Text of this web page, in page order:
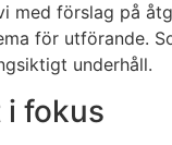
förslag på
för utförande.
underhåll.
i fokus